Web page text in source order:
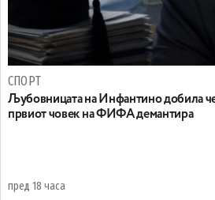
СПОРТ
Љубовницата на Инфантино добила
првиот човек на ФИФА демантира
пред 18 часа